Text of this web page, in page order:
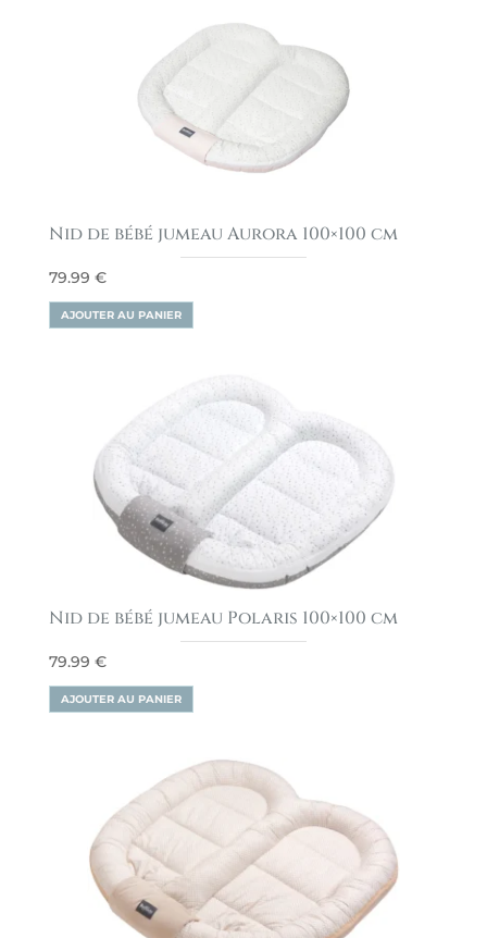
Nid de bébé jumeau Aurora 100×100 cm
79.99 €
AJOUTER AU PANIER
Nid de bébé jumeau Polaris 100×100 cm
79.99 €
AJOUTER AU PANIER